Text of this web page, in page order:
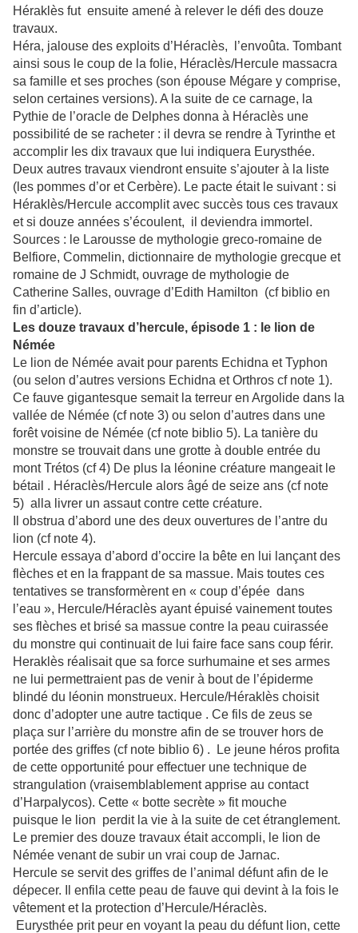
Héraklès fut ensuite amené à relever le défi des douze
travaux.
Héra, jalouse des exploits d’Héraclès, l’envoûta. Tombant
ainsi sous le coup de la folie, Héraclès/Hercule massacra
sa famille et ses proches (son épouse Mégare y comprise,
selon certaines versions). A la suite de ce carnage, la
Pythie de l’oracle de Delphes donna à Héraclès une
possibilité de se racheter : il devra se rendre à Tyrinthe et
accomplir les dix travaux que lui indiquera Eurysthée.
Deux autres travaux viendront ensuite s’ajouter à la liste
(les pommes d’or et Cerbère). Le pacte était le suivant : si
Héraklès/Hercule accomplit avec succès tous ces travaux
et si douze années s’écoulent, il deviendra immortel.
Sources : le Larousse de mythologie greco-romaine de
Belfiore, Commelin, dictionnaire de mythologie grecque et
romaine de J Schmidt, ouvrage de mythologie de
Catherine Salles, ouvrage d’Edith Hamilton (cf biblio en
fin d’article).
Les douze travaux d’hercule, épisode 1 : le lion de
Némée
Le lion de Némée avait pour parents Echidna et Typhon
(ou selon d’autres versions Echidna et Orthros cf note 1).
Ce fauve gigantesque semait la terreur en Argolide dans la
vallée de Némée (cf note 3) ou selon d’autres dans une
forêt voisine de Némée (cf note biblio 5). La tanière du
monstre se trouvait dans une grotte à double entrée du
mont Trétos (cf 4) De plus la léonine créature mangeait le
bétail . Héraclès/Hercule alors âgé de seize ans (cf note
5) alla livrer un assaut contre cette créature.
Il obstrua d’abord une des deux ouvertures de l’antre du
lion (cf note 4).
Hercule essaya d’abord d’occire la bête en lui lançant des
flèches et en la frappant de sa massue. Mais toutes ces
tentatives se transformèrent en « coup d’épée dans
l’eau », Hercule/Héraclès ayant épuisé vainement toutes
ses flèches et brisé sa massue contre la peau cuirassée
du monstre qui continuait de lui faire face sans coup férir.
Heraklès réalisait que sa force surhumaine et ses armes
ne lui permettraient pas de venir à bout de l’épiderme
blindé du léonin monstrueux. Hercule/Héraklès choisit
donc d’adopter une autre tactique . Ce fils de zeus se
plaça sur l’arrière du monstre afin de se trouver hors de
portée des griffes (cf note biblio 6) . Le jeune héros profita
de cette opportunité pour effectuer une technique de
strangulation (vraisemblablement apprise au contact
d’Harpalycos). Cette « botte secrète » fit mouche
puisque le lion perdit la vie à la suite de cet étranglement.
Le premier des douze travaux était accompli, le lion de
Némée venant de subir un vrai coup de Jarnac.
Hercule se servit des griffes de l’animal défunt afin de le
dépecer. Il enfila cette peau de fauve qui devint à la fois le
vêtement et la protection d’Hercule/Héraclès.
Eurysthée prit peur en voyant la peau du défunt lion, cette